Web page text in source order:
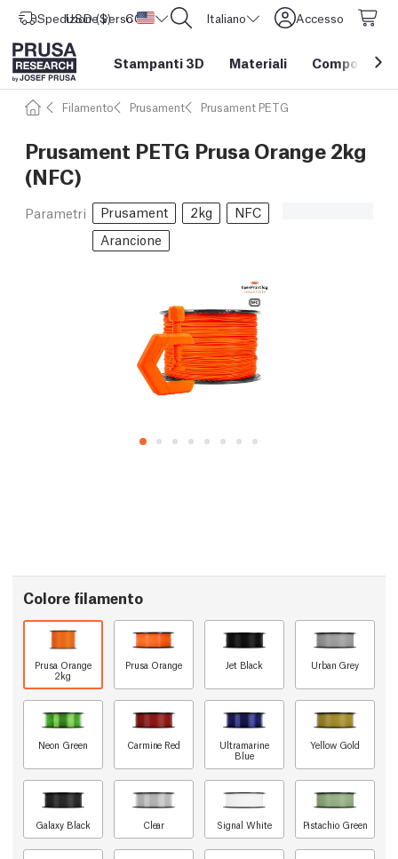
Spedizione verso Stati Uniti d'America
USD ($) CORE One L: Ora disponibile! Italiano Accesso
Stampanti 3D Materiali Componenti
Filamento Prusament Prusament PETG
Prusament PETG Prusa Orange 2kg
(NFC)
Parametri Prusament 2kg
NFC
Arancione
Colore filamento
Prusa Orange
2kg
Prusa Orange Jet Black Urban Grey
Neon Green Carmine Red
Ultramarine
Blue
Yellow Gold
Galaxy Black Clear Signal White Pistachio Green